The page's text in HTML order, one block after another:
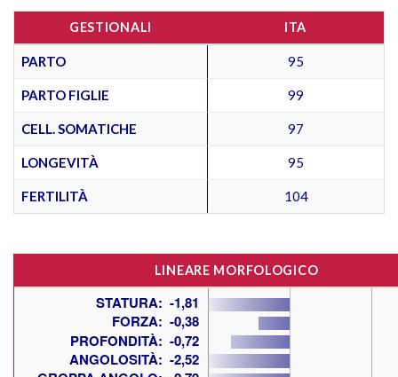
GESTIONALI ITA
PARTO 95
PARTO FIGLIE 99
CELL. SOMATICHE 97
LONGEVITÀ 95
FERTILITÀ 104
LINEARE MORFOLOGICO